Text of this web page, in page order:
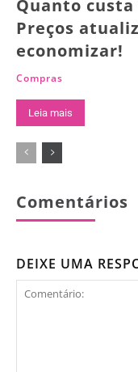
Quanto
Preços
economizar!
Compras
Leia mais
Comentários
DEIXE UMA